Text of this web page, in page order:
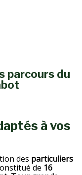
parcours du
à vos
des particuliers
de 16